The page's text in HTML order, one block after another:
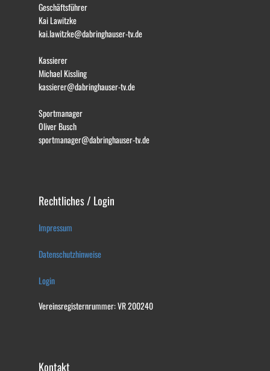
Geschäftsführer
Kai Lawitzke
kai.lawitzke@dabringhauser-tv.de
Kassierer
Michael Kissling
kassierer@dabringhauser-tv.de
Sportmanager
Oliver Busch
sportmanager@dabringhauser-tv.de
Rechtliches / Login
Impressum
Datenschutzhinweise
Login
Vereinsregisternrummer: VR 200240
Kontakt